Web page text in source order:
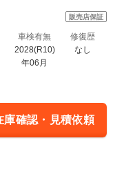
販売店保証
車検有無
2028(R10)
年06月
修復歴
なし
庫確認・見積依頼